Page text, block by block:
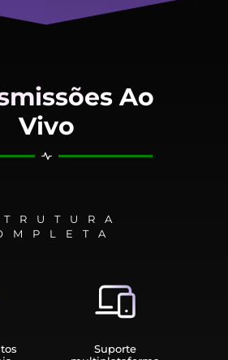
Ao
Vivo
Suporte